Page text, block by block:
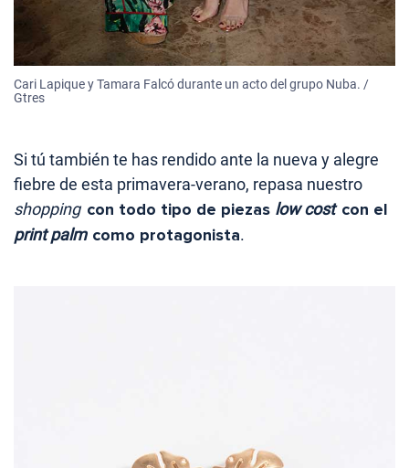
Cari Lapique y Tamara Falcó durante un acto del grupo Nuba. /
Gtres
Si tú también te has rendido ante la nueva y alegre
fiebre de esta primavera-verano, repasa nuestro
shopping con todo tipo de piezas low costcon el
print palm como protagonista.